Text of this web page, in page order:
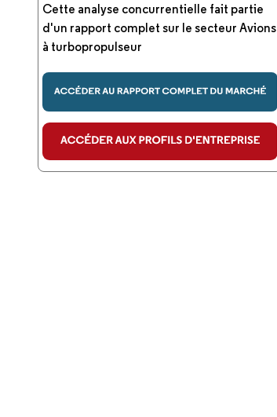
Cette analyse concurrentielle fait partie
d'un rapport complet sur le secteur Avions
à turbopropulseur